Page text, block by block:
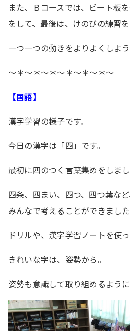
また、Ｂコースでは、ビート板
をして、最後は、けのびの練習を
一つ一つの動きをよりよくしよう
～＊～＊～＊～＊～＊～＊～
【国語】
漢字学習の様子です。
今日の漢字は「四」です。
最初に四のつく言葉集めをしまし
四条、四まい、四つ、四つ葉な
みんなで考えることができました
ドリルや、漢字学習ノートを使っ
きれいな字は、姿勢から。
姿勢も意識して取り組めるように